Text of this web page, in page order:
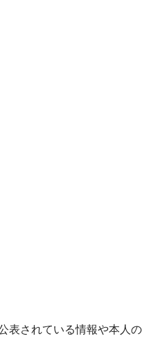
表されている情報や本人の